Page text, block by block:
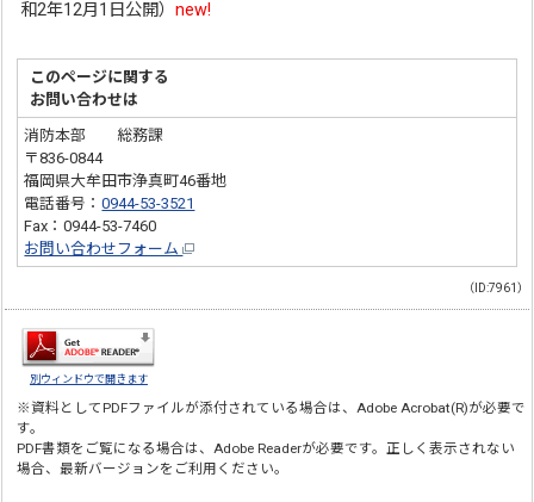
和2年12月1日公開）new!
このページに関する
お問い合わせは
消防本部 総務課
〒836-0844
福岡県大牟田市浄真町46番地
電話番号：0944-53-3521
Fax：0944-53-7460
お問い合わせフォーム
（ID:7961）
別ウィンドウで開きます
※資料としてPDFファイルが添付されている場合は、Adobe Acrobat(R)が必要で
す。
PDF書類をご覧になる場合は、Adobe Readerが必要です。正しく表示されない
場合、最新バージョンをご利用ください。